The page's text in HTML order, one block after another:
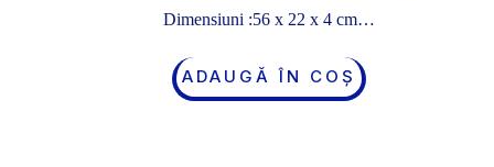
Dimensiuni :56 x 22 x 4 cm…
ADAUGĂ ÎN COȘ